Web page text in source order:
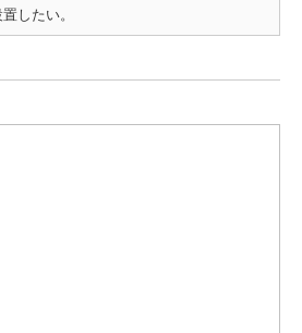
したい。